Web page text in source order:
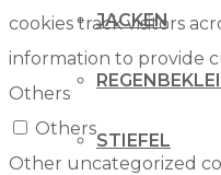
JACKEN
STIEFEL
cookies track visitors
information to provide
Others
Others
Other uncategorized